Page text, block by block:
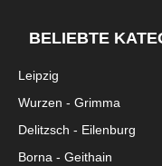
BELIEBTE
Leipzig
Wurzen - Grimma
Delitzsch - Eilenburg
Borna - Geithain